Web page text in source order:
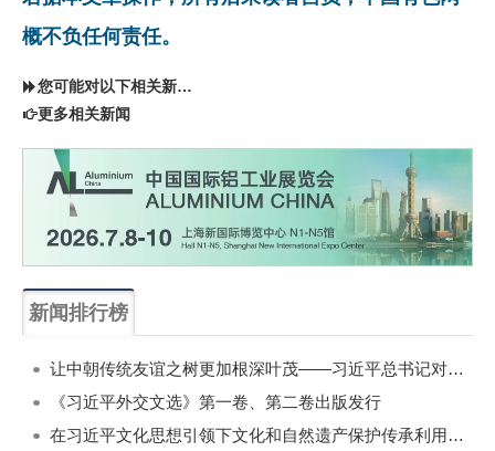
概不负任何责任。
您可能对以下相关新闻同样感兴趣
更多相关新闻
新闻排行榜
让中朝传统友谊之树更加根深叶茂——习近平总书记对朝鲜进行国事访问纪实
《习近平外交文选》第一卷、第二卷出版发行
在习近平文化思想引领下文化和自然遗产保护传承利用工作开创新局面